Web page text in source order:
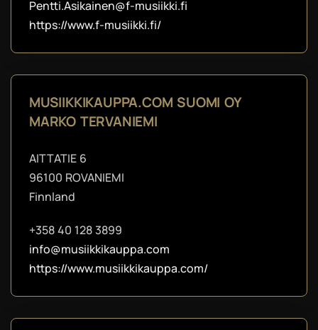
Pentti.Asikainen@f-musiikki.fi
https://www.f-musiikki.fi/
MUSIIKKIKAUPPA.COM SUOMI OY
MARKO TERVANIEMI
AITTATIE 6
96100 ROVANIEMI
Finnland
+358 40 128 3899
info@musiikkikauppa.com
https://www.musiikkikauppa.com/